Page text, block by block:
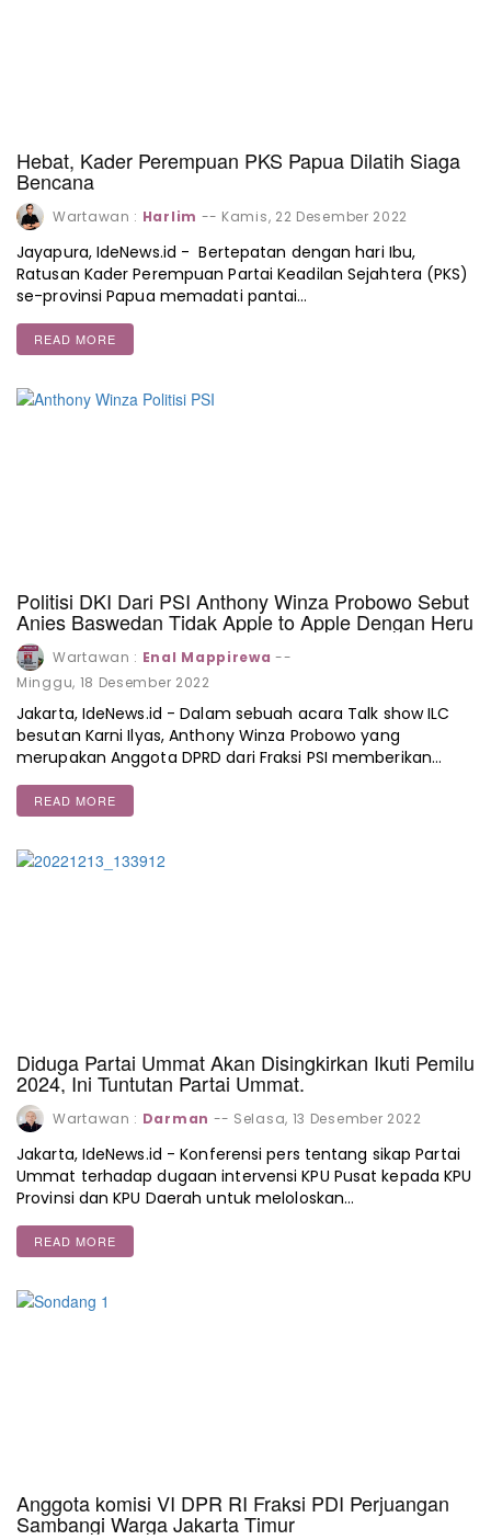
Hebat, Kader Perempuan PKS Papua Dilatih Siaga
Bencana
Wartawan : Harlim -- Kamis, 22 Desember 2022
Jayapura, IdeNews.id - Bertepatan dengan hari Ibu,
Ratusan Kader Perempuan Partai Keadilan Sejahtera (PKS)
se-provinsi Papua memadati pantai…
READ MORE
Politisi DKI Dari PSI Anthony Winza Probowo Sebut
Anies Baswedan Tidak Apple to Apple Dengan Heru
Wartawan : Enal Mappirewa --
Minggu, 18 Desember 2022
Jakarta, IdeNews.id - Dalam sebuah acara Talk show ILC
besutan Karni Ilyas, Anthony Winza Probowo yang
merupakan Anggota DPRD dari Fraksi PSI memberikan…
READ MORE
Diduga Partai Ummat Akan Disingkirkan Ikuti Pemilu
2024, Ini Tuntutan Partai Ummat.
Wartawan : Darman -- Selasa, 13 Desember 2022
Jakarta, IdeNews.id - Konferensi pers tentang sikap Partai
Ummat terhadap dugaan intervensi KPU Pusat kepada KPU
Provinsi dan KPU Daerah untuk meloloskan…
READ MORE
Anggota komisi VI DPR RI Fraksi PDI Perjuangan
Sambangi Warga Jakarta Timur